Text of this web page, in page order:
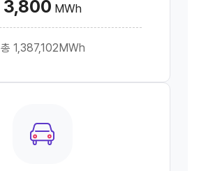
3,800 MWh
총 1,387,102MWh